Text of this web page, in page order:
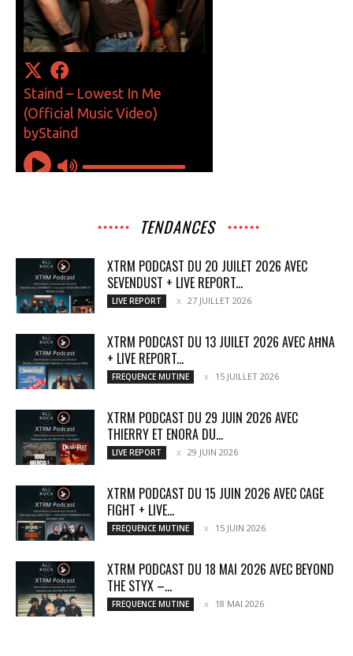
TENDANCES
XTRM PODCAST DU 20 JUILET 2026 AVEC
SEVENDUST + LIVE REPORT...
LIVE REPORT 27 JUILLET 2026
XTRM PODCAST DU 13 JUILET 2026 AVEC AĦNA
+ LIVE REPORT...
FREQUENCE MUTINE 15 JUILLET 2026
XTRM PODCAST DU 29 JUIN 2026 AVEC
THIERRY ET ENORA DU...
LIVE REPORT 29 JUIN 2026
XTRM PODCAST DU 15 JUIN 2026 AVEC CAGE
FIGHT + LIVE...
FREQUENCE MUTINE 15 JUIN 2026
XTRM PODCAST DU 18 MAI 2026 AVEC BEYOND
THE STYX –...
FREQUENCE MUTINE 18 MAI 2026